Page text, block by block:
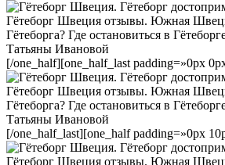
[/one_half][one_half_last padding=»0px
[/one_half_last][one_half padding=»0px